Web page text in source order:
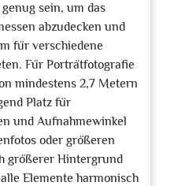
sein, um das
abzudecken und
für verschiedene
Für Porträtfotografie
mindestens 2,7 Metern
Platz für
und Aufnahmewinkel
oder größeren
größerer Hintergrund
Elemente harmonisch